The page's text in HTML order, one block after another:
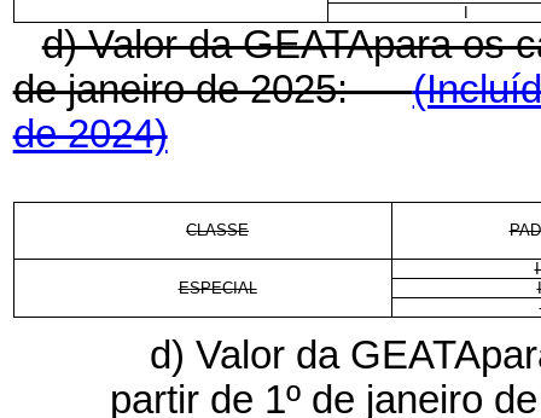
d) Valor da GEATApara os
de janeiro de 2025:
de 2024)
CLASSE
ESPECIAL
d) Valor da
partir de 1º de janeiro